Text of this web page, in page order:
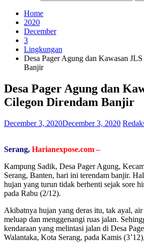
Home
2020
December
3
Lingkungan
Desa Pager Agung dan Kawasan
Banjir
Desa Pager Agung dan
Cilegon Direndam Banjir
December 3, 2020December 3, 2020
Serang, Harianexpose.com –
Kampung Sadik, Desa Pager Agung,
Serang, Banten, hari ini terendam banjir.
hujan yang turun tidak berhenti sejak sore
pada Rabu (2/12).
Akibatnya hujan yang deras itu, tak ayal,
meluap dan menggenangi ruas jalan.
kendaraan yang melintasi jalan di Desa
Walantaka, Kota Serang, pada Kamis